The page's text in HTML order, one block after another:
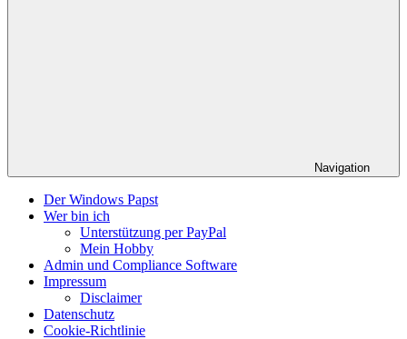
Navigation
Der Windows Papst
Wer bin ich
Unterstützung per PayPal
Mein Hobby
Admin und Compliance Software
Impressum
Disclaimer
Datenschutz
Cookie-Richtlinie